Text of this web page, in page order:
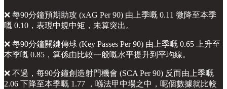
❌ 每90分鐘預期助攻 (xAG Per 90) 由上季嘅 0.11 微降至本季
嘅 0.10，表現中規中矩，未算突出。
❌ 每90分鐘關鍵傳球 (Key Passes Per 90) 由上季嘅 0.65 上升至
本季嘅 0.85，算係由比較一般嘅水平提升到平均線。
❌ 不過，每90分鐘創造射門機會 (SCA Per 90) 反而由上季嘅
2.06 下降至本季嘅 1.77 ，喺法甲中場之中，呢個數據就比較